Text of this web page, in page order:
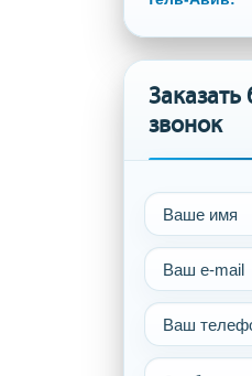
звонок